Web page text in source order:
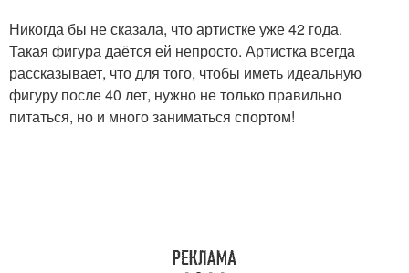
Никогда бы не сказала, что артистке уже 42 года.
Такая фигура даётся ей непросто. Артистка всегда
рассказывает, что для того, чтобы иметь идеальную
фигуру после 40 лет, нужно не только правильно
питаться, но и много заниматься спортом!